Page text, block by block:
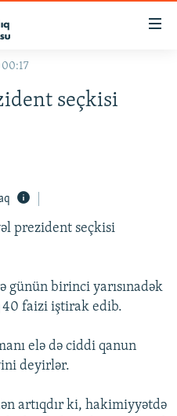
seçkisi
prezident seçkisi
günün birinci yarısınadək
40 faizi iştirak edib.
elə də ciddi qanun
deyirlər.
artıqdır ki, hakimiyyətdə